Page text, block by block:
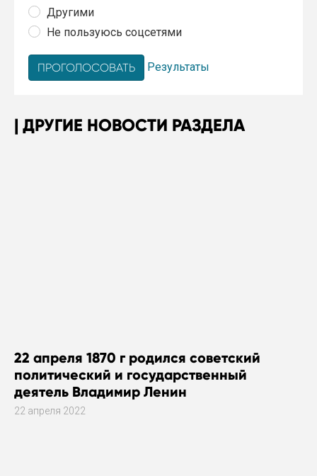
Другими
Не пользуюсь соцсетями
Результаты
ДРУГИЕ НОВОСТИ РАЗДЕЛА
22 апреля 1870 г родился советский
политический и государственный
деятель Владимир Ленин
22 апреля 2022